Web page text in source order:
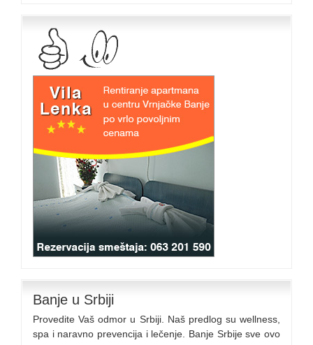
Banje u Srbiji
Provedite Vaš odmor u Srbiji. Naš predlog su wellness,
spa i naravno prevencija i lečenje. Banje Srbije sve ovo